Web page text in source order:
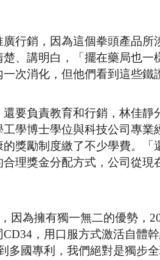
行銷，因為這個拳頭產品所
、講明白，「擺在藥局也
次消化，但他們看到這些鐵
要負責教育和行銷，林佳
學博士學位與科技公司專
獎勵制度繳了不少學費。「
合理獎金分配方式，公司從
因為擁有獨一無二的優勢，
，用口服方式激活自體
多國專利，我們絕對是獨步